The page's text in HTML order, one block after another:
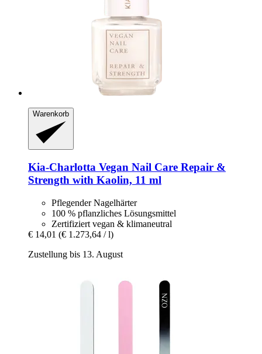
Warenkorb
Kia-Charlotta Vegan Nail Care Repair &
Strength with Kaolin, 11 ml
Pflegender Nagelhärter
100 % pflanzliches Lösungsmittel
Zertifiziert vegan & klimaneutral
€ 14,01 (€ 1.273,64 / l)
Zustellung bis 13. August